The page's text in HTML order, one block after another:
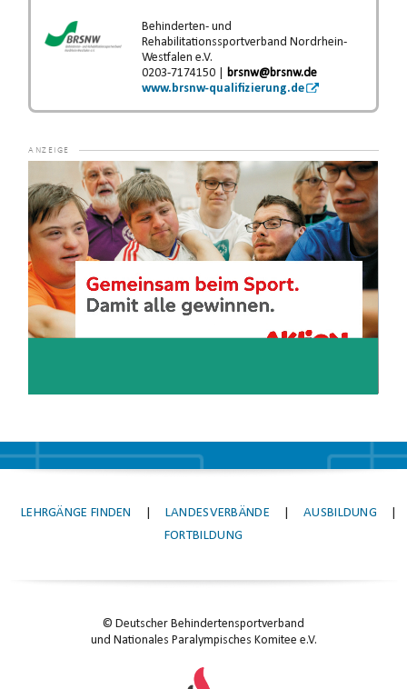
Behinderten- und
Rehabilitationssportverband Nordrhein-
Westfalen e.V.
0203-7174150 |
brsnw@brsnw.de
www.brsnw-qualifizierung.de
Player
LEHRGÄNGE FINDEN LANDESVERBÄNDE AUSBILDUNG
FORTBILDUNG
© Deutscher Behindertensportverband
und Nationales Paralympisches Komitee e.V.